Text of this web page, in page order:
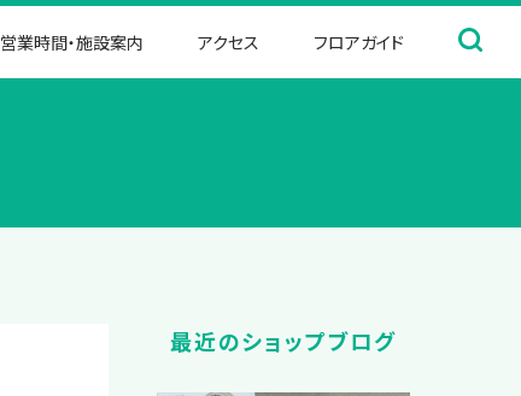
営業時間・施設案内 アクセス フロアガイド
最近のショップブログ